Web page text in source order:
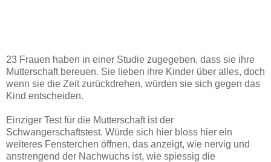
23 Frauen haben in einer Studie zugegeben, dass sie ihre
Mutterschaft bereuen. Sie lieben ihre Kinder über alles, doch
wenn sie die Zeit zurückdrehen, würden sie sich gegen das
Kind entscheiden.
Einziger Test für die Mutterschaft ist der
Schwangerschaftstest. Würde sich hier bloss hier ein
weiteres Fensterchen öffnen, das anzeigt, wie nervig und
anstrengend der Nachwuchs ist, wie spiessig die